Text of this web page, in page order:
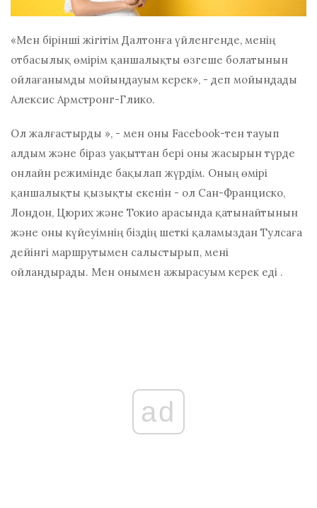
«Мен бірінші жігітім Далтонға үйленгенде, менің
отбасылық өмірім қаншалықты өзгеше болатынын
ойлағанымды мойындауым керек», - деп мойындады
Алексис Армстронг-Глико.
Ол жалғастырды », - мен оны Facebook-тен тауып
алдым және біраз уақыттан бері оны жасырын түрде
онлайн режимінде бақылап жүрдім. Оның өмірі
қаншалықты қызықты екенін - ол Сан-Франциско,
Лондон, Цюрих және Токио арасында қатынайтынын
және оны күйеуімнің біздің шеткі қаламыздан Тулсаға
дейінгі маршрутымен салыстырып, мені
ойландырады. Мен онымен ажырасуым керек еді .
ad